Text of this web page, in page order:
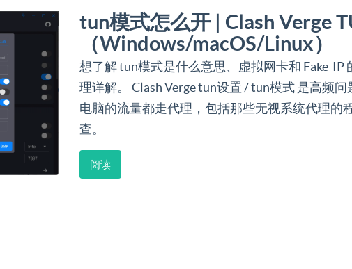
tun模式怎么开 | Clash Verge
（Windows/macOS/Linux）
想了解 tun模式是什么意思、虚拟网卡和 Fake-IP
理详解。 Clash Verge tun设置 / tun模式 是高频
电脑的流量都走代理，包括那些无视系统代理的
查。
阅读